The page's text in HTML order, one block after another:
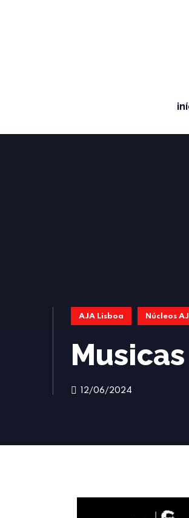
AJA Lisboa Núcleos
12/06/2024